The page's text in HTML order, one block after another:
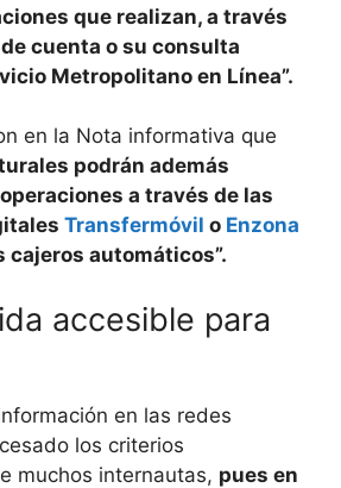
que realizan, a través
cuenta o su consulta
Metropolitano en Línea”.
en la Nota informativa que
podrán además
a través de las
Transfermóvil o Enzona
cajeros automáticos”.
accesible para
en las redes
los criterios
muchos internautas, pues en